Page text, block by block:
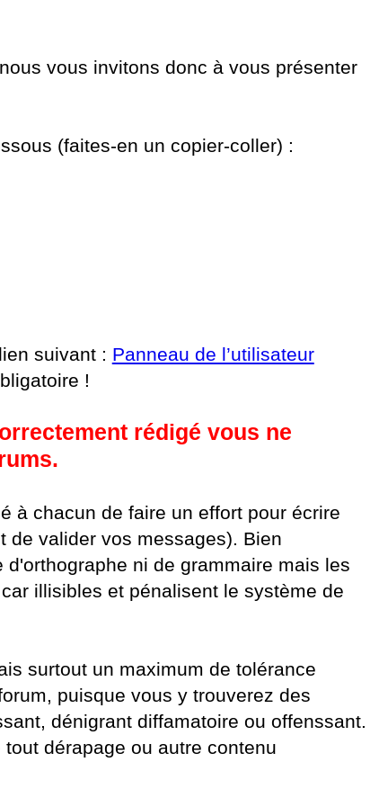
vous invitons donc à vous présenter
(faites-en un copier-coller) :
suivant : Panneau de l’utilisateur
!
rédigé vous ne
à chacun de faire un effort pour écrire
de valider vos messages). Bien
ni de grammaire mais les
illisibles et pénalisent le système de
surtout un maximum de tolérance
puisque vous y trouverez des
dénigrant diffamatoire ou offenssant.
dérapage ou autre contenu